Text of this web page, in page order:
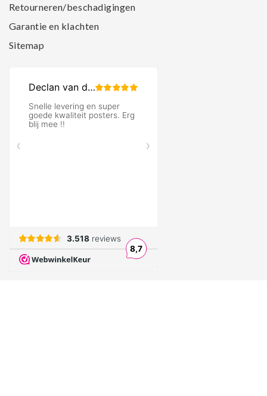
Retourneren/beschadigingen
Garantie en klachten
Sitemap